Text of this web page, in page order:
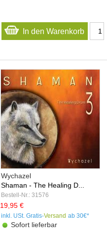
In den Warenkorb
Wychazel
Shaman - The Healing D...
Bestell-Nr.: 31576
19,95 €
inkl. USt. Gratis-Versand ab 30€*
Sofort lieferbar